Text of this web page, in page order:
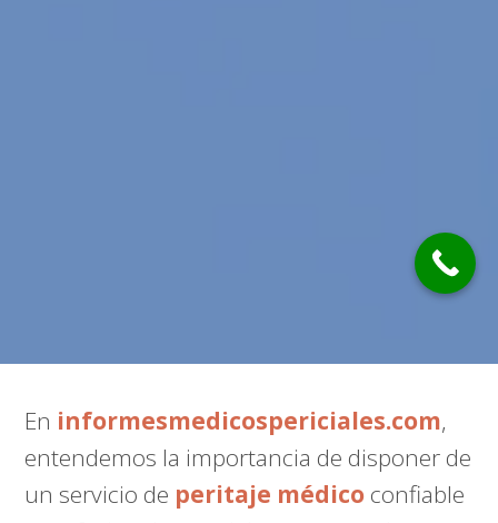
En informesmedicospericiales.com,
entendemos la importancia de disponer de
un servicio de peritaje médico confiable